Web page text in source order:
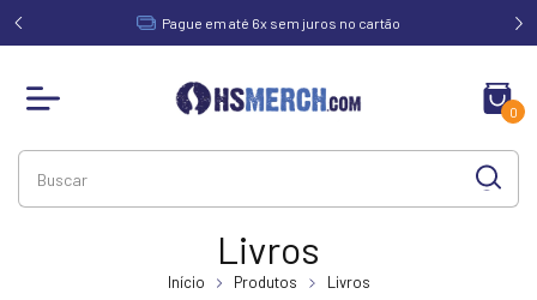
de Pague em até 6x sem juros no cartão
0
Livros
Início Produtos Livros